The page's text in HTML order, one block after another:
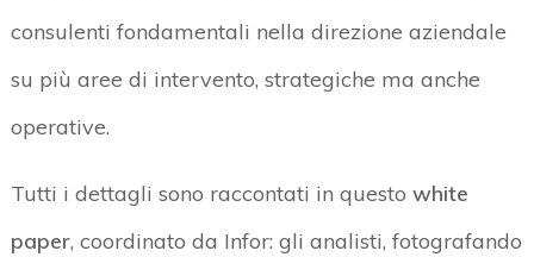
consulenti fondamentali nella direzione aziendale
su più aree di intervento, strategiche ma anche
operative.
Tutti i dettagli sono raccontati in questowhite
paper, coordinato da Infor: gli analisti, fotografando